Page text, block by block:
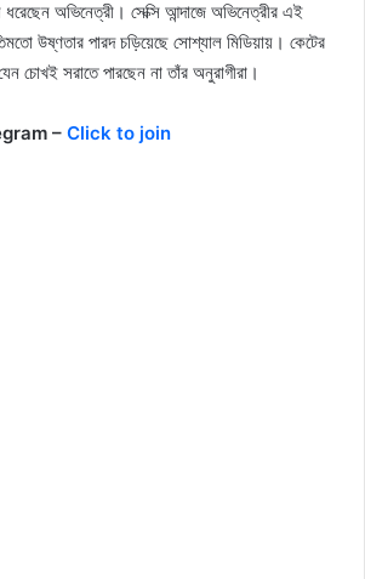
অভিনেত্রী। সেক্সি আন্দাজে অভিনেত্রীর এই
উষ্ণতার পারদ চড়িয়েছে সোশ্যাল মিডিয়ায়। কেটের
চোখই সরাতে পারছেন না তাঁর অনুরাগীরা।
– Click to join